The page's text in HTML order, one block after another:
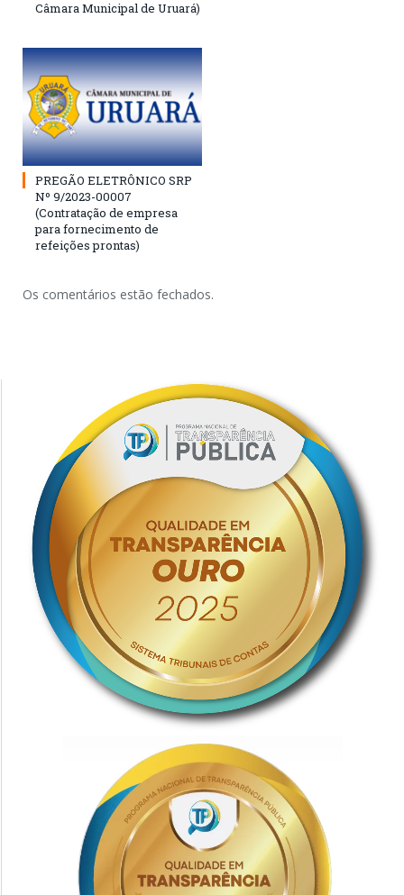
Câmara Municipal de Uruará)
PREGÃO ELETRÔNICO SRP
Nº 9/2023-00007
(Contratação de empresa
para fornecimento de
refeições prontas)
Os comentários estão fechados.